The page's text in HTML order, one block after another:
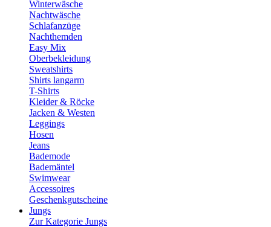
Winterwäsche
Nachtwäsche
Schlafanzüge
Nachthemden
Easy Mix
Oberbekleidung
Sweatshirts
Shirts langarm
T-Shirts
Kleider & Röcke
Jacken & Westen
Leggings
Hosen
Jeans
Bademode
Bademäntel
Swimwear
Accessoires
Geschenkgutscheine
Jungs
Zur Kategorie Jungs